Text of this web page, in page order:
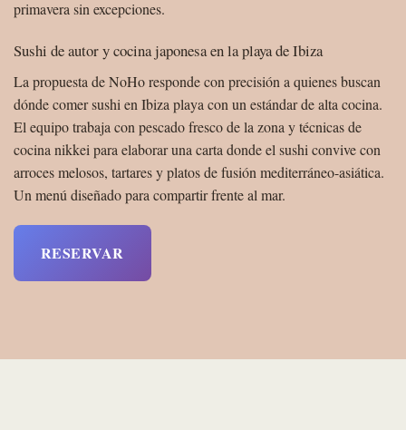
primavera sin excepciones.
Sushi de autor y cocina japonesa en la playa de Ibiza
La propuesta de NoHo responde con precisión a quienes buscan
dónde comer sushi en Ibiza playa con un estándar de alta cocina.
El equipo trabaja con pescado fresco de la zona y técnicas de
cocina nikkei para elaborar una carta donde el sushi convive con
arroces melosos, tartares y platos de fusión mediterráneo-asiática.
Un menú diseñado para compartir frente al mar.
RESERVAR